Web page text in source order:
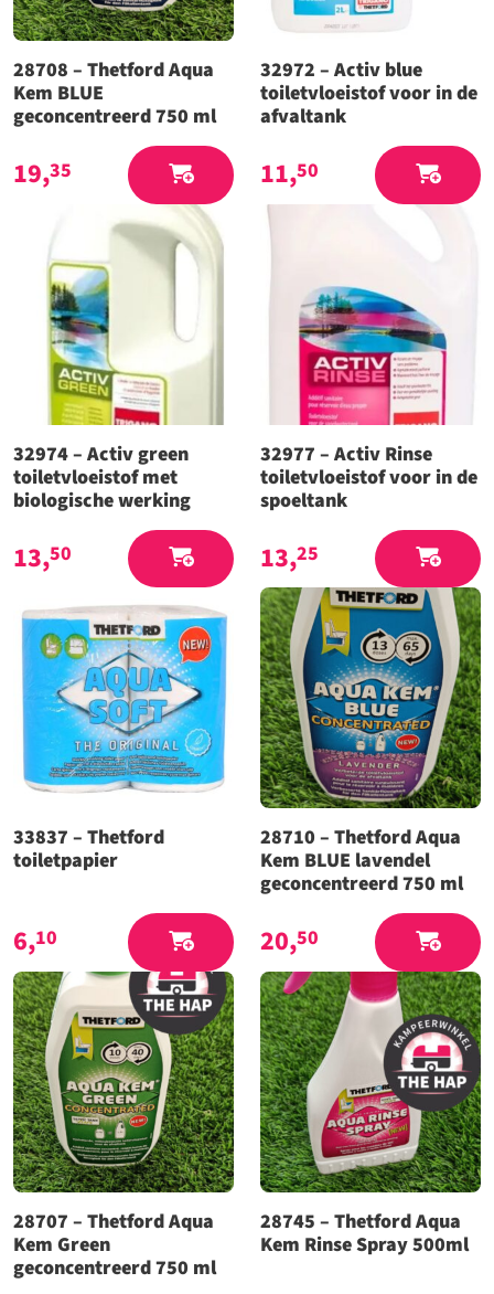
28708 – Thetford Aqua
Kem BLUE
geconcentreerd 750 ml
19,35
32972 – Activ blue
toiletvloeistof voor in de
afvaltank
11,50
32974 – Activ green
toiletvloeistof met
biologische werking
13,50
32977 – Activ Rinse
toiletvloeistof voor in de
spoeltank
13,25
33837 – Thetford
toiletpapier
6,10
28710 – Thetford Aqua
Kem BLUE lavendel
geconcentreerd 750 ml
20,50
28707 – Thetford Aqua
Kem Green
geconcentreerd 750 ml
28745 – Thetford Aqua
Kem Rinse Spray 500ml